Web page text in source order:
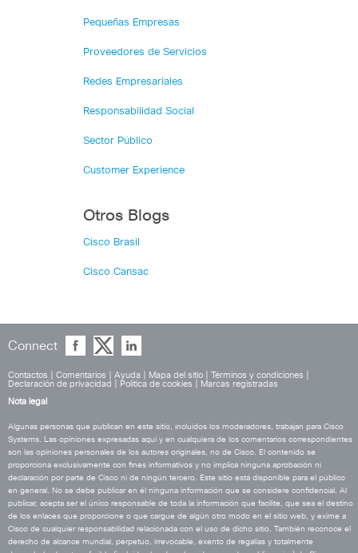
Pequeñas Empresas
Proveedores de Servicios
Redes Empresariales
Responsabilidad Social
Sector Público
Customer Experience
Otros Blogs
Cisco Brasil
Cisco Cansac
Connect
Contactos Comentarios Ayuda Mapa del sitio Términos y condiciones
Declaración de privacidad
Política de cookies
Marcas registradas
Nota legal
Algunas personas que publican en este sitio, incluidos los moderadores, trabajan para Cisco
Systems. Las opiniones expresadas aquí y en cualquiera de los comentarios correspondientes
son las opiniones personales de los autores originales, no de Cisco. El contenido se
proporciona exclusivamente con fines informativos y no implica ninguna aprobación ni
declaración por parte de Cisco ni de ningún tercero. Este sitio está disponible para el público
en general. No se debe publicar en él ninguna información que se considere confidencial. Al
publicar, acepta ser el único responsable de toda la información que facilite, que sea el destino
de los enlaces que proporcione o que cargue de algún otro modo en el sitio web, y exime a
Cisco de cualquier responsabilidad relacionada con el uso de dicho sitio. También reconoce el
derecho de alcance mundial, perpetuo, irrevocable, exento de regalías y totalmente